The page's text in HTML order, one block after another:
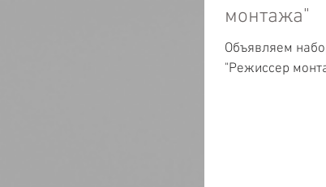
монтажа"
Объявляем
"Режиссер